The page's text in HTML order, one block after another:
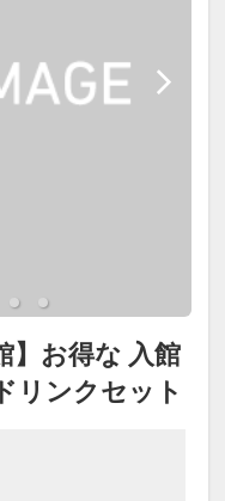
】お得な 入館
リンクセット